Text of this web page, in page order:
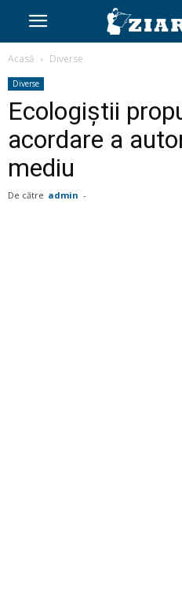
Acasă Diverse
Diverse
Ecologiștii
acordare a
mediu
De către admin -